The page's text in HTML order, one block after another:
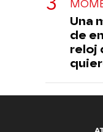
Una
de
reloj